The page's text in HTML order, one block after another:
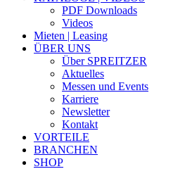
PDF Downloads
Videos
Mieten | Leasing
ÜBER UNS
Über SPREITZER
Aktuelles
Messen und Events
Karriere
Newsletter
Kontakt
VORTEILE
BRANCHEN
SHOP